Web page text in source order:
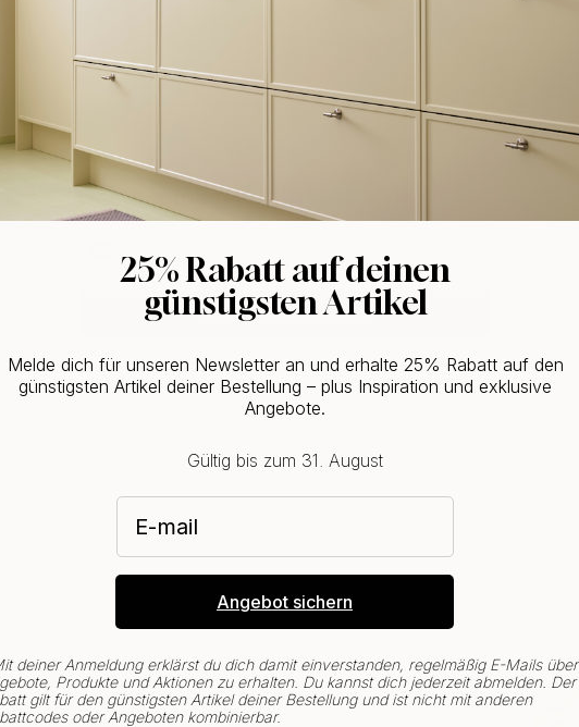
WOULD YOU RATHER VISIT?
CHANGE COUNTRY
25% Rabatt auf deinen
günstigsten Artikel
Melde dich für unseren Newsletter an und erhalte 25% Rabatt auf den
günstigsten Artikel deiner Bestellung – plus Inspiration und exklusive
Angebote.
Gültig bis zum 31. August
E-mail
Angebot sichern
deiner Anmeldung erklärst du dich damit einverstanden, regelmäßig E-Mails über
Produkte und Aktionen zu erhalten. Du kannst dich jederzeit abmelden. Der
gilt für den günstigsten Artikel deiner Bestellung und ist nicht mit anderen
oder Angeboten kombinierbar.